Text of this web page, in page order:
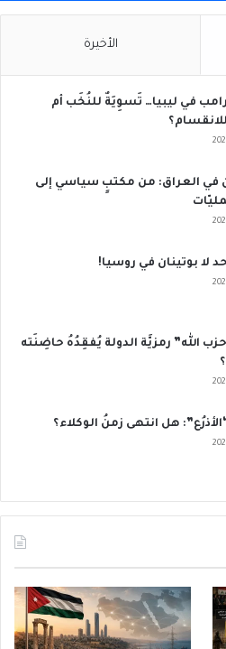
الأخيرة
في ليبيا… تَسوِيَةٌ للنُخَب أم
في العراق: من مكتبٍ سياسي إلى
لا بوتينان في روسيا!
الله” رمزيَّة الدولة يُفقِدُهُ حاضِنَته
هل انتهى زمنُ الوكلاء؟